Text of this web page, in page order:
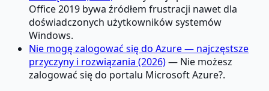
Office 2019 bywa źródłem frustracji nawet dla
doświadczonych użytkowników systemów
Windows.
Nie mogę zalogować się do Azure — najczęstsze
przyczyny i rozwiązania (2026)— Nie możesz
zalogować się do portalu Microsoft Azure?.